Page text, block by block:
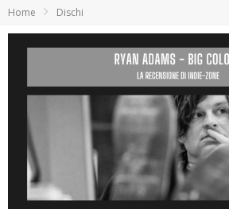
Home Dischi